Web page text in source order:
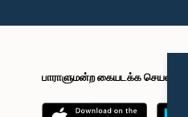
பாராளுமன்ற கையடக்க செயலி